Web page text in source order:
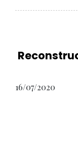
16/07/2020